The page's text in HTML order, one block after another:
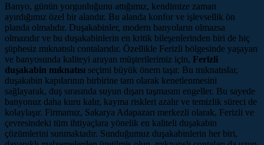
Banyo, günün yorgunluğunu attığımız, kendimize zaman
ayırdığımız özel bir alandır. Bu alanda konfor ve işlevsellik ön
planda olmalıdır. Duşakabinler, modern banyoların olmazsa
olmazıdır ve bu duşakabinlerin en kritik bileşenlerinden biri de hiç
şüphesiz mıknatıslı contalarıdır. Özellikle Ferizli bölgesinde yaşayan
ve banyosunda kaliteyi arayan müşterilerimiz için, Ferizli
duşakabin mıknatısı seçimi büyük önem taşır. Bu mıknatıslar,
duşakabin kapılarının birbirine tam olarak kenetlenmesini
sağlayarak, duş sırasında suyun dışarı taşmasını engeller. Bu sayede
banyonuz daha kuru kalır, kayma riskleri azalır ve temizlik süreci de
kolaylaşır. Firmamız, Sakarya Adapazarı merkezli olarak, Ferizli ve
çevresindeki tüm ihtiyaçlara yönelik en kaliteli duşakabin
çözümlerini sunmaktadır. Sunduğumuz duşakabinlerin her biri,